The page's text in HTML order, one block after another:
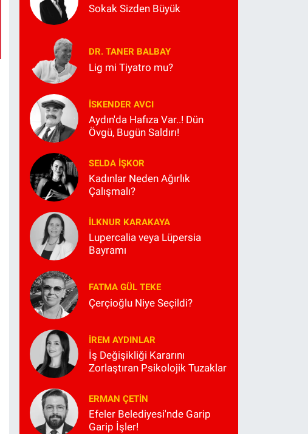
Sokak Sizden Büyük
DR. TANER BALBAY
Lig mi Tiyatro mu?
İSKENDER AVCI
Aydın'da Hafıza Var..! Dün
Övgü, Bugün Saldırı!
SELDA İŞKOR
Kadınlar Neden Ağırlık
Çalışmalı?
İLKNUR KARAKAYA
Lupercalia veya Lüpersia
Bayramı
FATMA GÜL TEKE
Çerçioğlu Niye Seçildi?
İREM AYDINLAR
İş Değişikliği Kararını
Zorlaştıran Psikolojik Tuzaklar
ERMAN ÇETIN
Efeler Belediyesi'nde Garip
Garip İşler!